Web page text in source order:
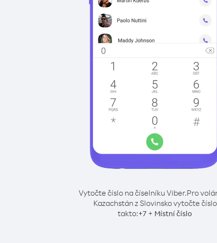
Vytočte číslo na číselníku Viber.Pro
Kazachstán z Slovinsko vytočte číslo
takto:+7 + Místní číslo